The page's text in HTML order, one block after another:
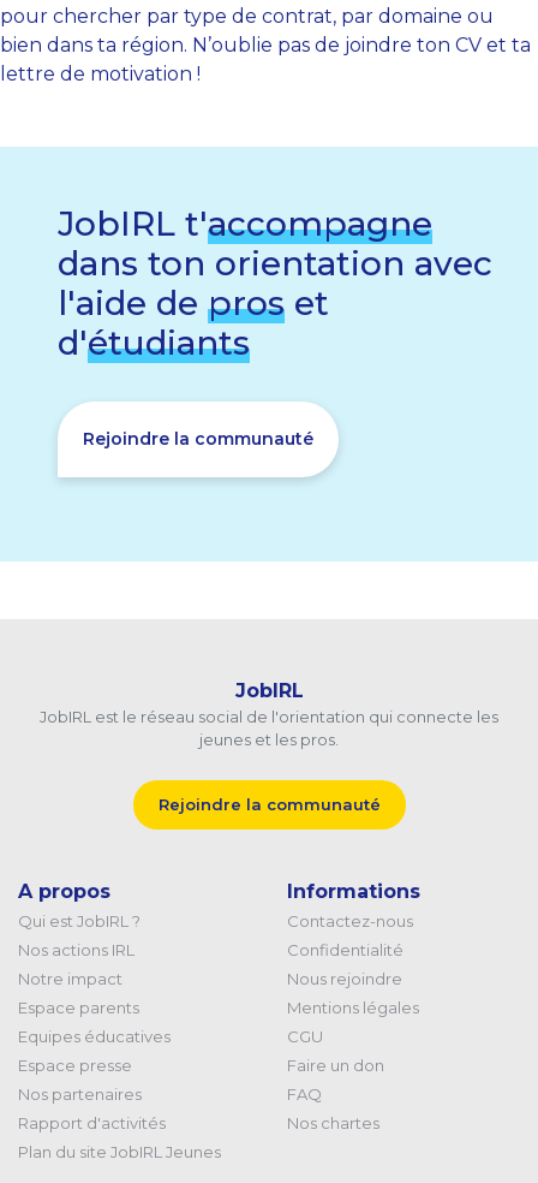
pour chercher par type de contrat, par domaine ou
bien dans ta région. N’oublie pas de joindre ton CV et ta
lettre de motivation !
JobIRL t'accompagne
dans ton orientation avec
l'aide de pros et
d'étudiants
Rejoindre la communauté
JobIRL
JobIRL est le réseau social de l'orientation qui connecte les
jeunes et les pros.
Rejoindre la communauté
A propos
Qui est JobIRL ?
Nos actions IRL
Notre impact
Espace parents
Equipes éducatives
Espace presse
Nos partenaires
Rapport d'activités
Plan du site JobIRL Jeunes
Informations
Contactez-nous
Confidentialité
Nous rejoindre
Mentions légales
CGU
Faire un don
FAQ
Nos chartes